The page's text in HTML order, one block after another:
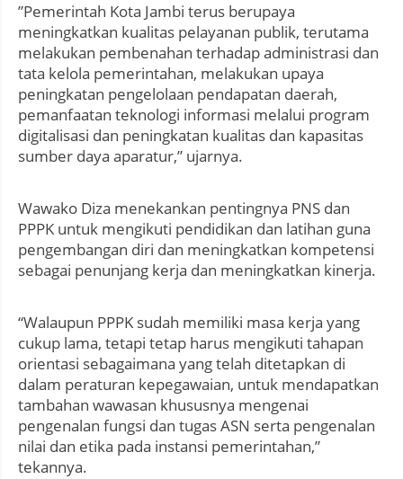
”Pemerintah Kota Jambi terus berupaya
meningkatkan kualitas pelayanan publik, terutama
melakukan pembenahan terhadap administrasi dan
tata kelola pemerintahan, melakukan upaya
peningkatan pengelolaan pendapatan daerah,
pemanfaatan teknologi informasi melalui program
digitalisasi dan peningkatan kualitas dan kapasitas
sumber daya aparatur,” ujarnya.
Wawako Diza menekankan pentingnya PNS dan
PPPK untuk mengikuti pendidikan dan latihan guna
pengembangan diri dan meningkatkan kompetensi
sebagai penunjang kerja dan meningkatkan kinerja.
“Walaupun PPPK sudah memiliki masa kerja yang
cukup lama, tetapi tetap harus mengikuti tahapan
orientasi sebagaimana yang telah ditetapkan di
dalam peraturan kepegawaian, untuk mendapatkan
tambahan wawasan khususnya mengenai
pengenalan fungsi dan tugas ASN serta pengenalan
nilai dan etika pada instansi pemerintahan,”
tekannya.